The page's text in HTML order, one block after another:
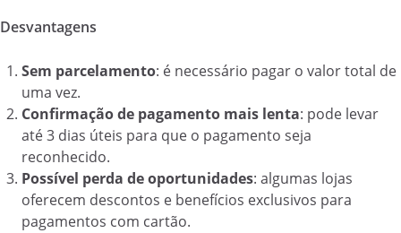
Desvantagens
Sem parcelamento: é necessário pagar o valor total de
uma vez.
Confirmação de pagamento mais lenta: pode levar
até 3 dias úteis para que o pagamento seja
reconhecido.
Possível perda de oportunidades: algumas lojas
oferecem descontos e benefícios exclusivos para
pagamentos com cartão.